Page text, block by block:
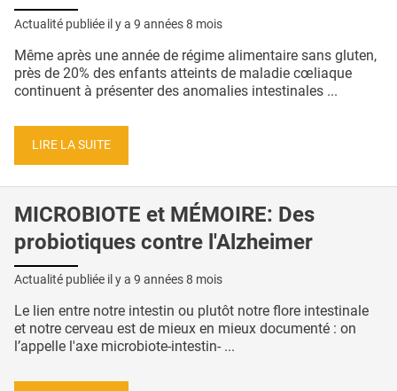
Actualité publiée il y a 9 années 8 mois
Même après une année de régime alimentaire sans gluten,
près de 20% des enfants atteints de maladie cœliaque
continuent à présenter des anomalies intestinales ...
LIRE LA SUITE
MICROBIOTE et MÉMOIRE: Des
probiotiques contre l'Alzheimer
Actualité publiée il y a 9 années 8 mois
Le lien entre notre intestin ou plutôt notre flore intestinale
et notre cerveau est de mieux en mieux documenté : on
l’appelle l'axe microbiote-intestin- ...